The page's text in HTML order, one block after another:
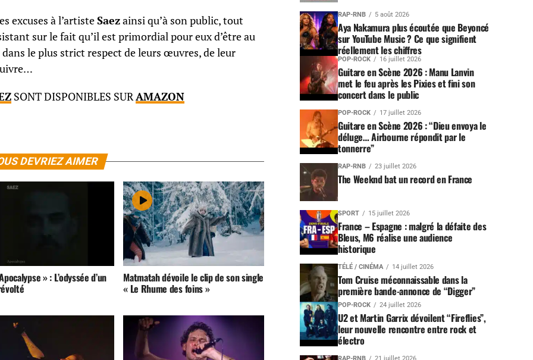
excuses à l’artisteSaezainsi qu’à son public, tout
sur le fait qu’il est primordial pour eux d’être au
le plus strict respect de leurs œuvres, de leur
SONT DISPONIBLES SURAMAZON
DEVRIEZ AIMER
» : L’odyssée d’un Matmatah dévoile le clip de son single
« Le Rhume des foins »
RAP-RNB 5 août 2026
Aya Nakamura plus écoutée que Beyoncé
sur YouTube Music ? Ce que signifient
réellement les chiffres
POP-ROCK 16 juillet 2026
Guitare en Scène 2026 : Manu Lanvin
met le feu après les Pixies et fini son
concert dans le public
POP-ROCK 17 juillet 2026
Guitare en Scène 2026 : “Dieu envoya le
déluge… Airbourne répondit par le
tonnerre”
RAP-RNB 23 juillet 2026
The Weeknd bat un record en France
SPORT 15 juillet 2026
France – Espagne : malgré la défaite des
Bleus, M6 réalise une audience
historique
TÉLÉ / CINÉMA 14 juillet 2026
Tom Cruise méconnaissable dans la
première bande-annonce de “Digger”
POP-ROCK 24 juillet 2026
U2 et Martin Garrix dévoilent “Fireflies”,
leur nouvelle rencontre entre rock et
électro